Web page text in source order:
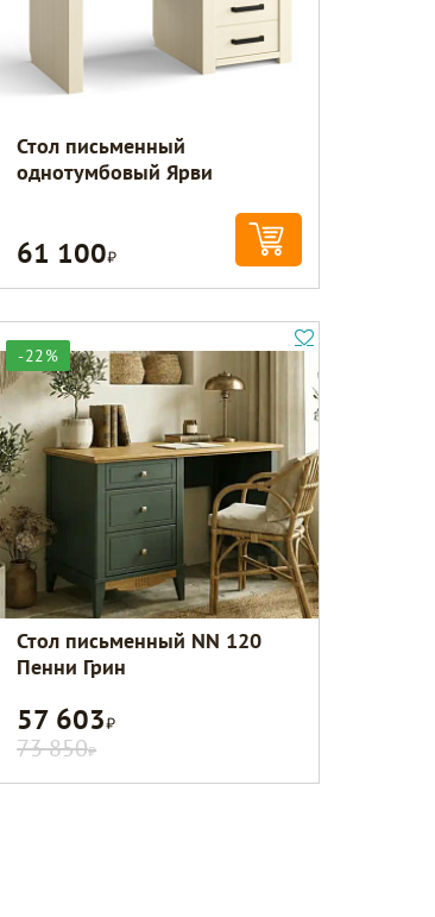
Стол письменный
однотумбовый Ярви
61 100Р
-22%
Стол письменный NN 120
Пенни Грин
57 603Р
73 850Р